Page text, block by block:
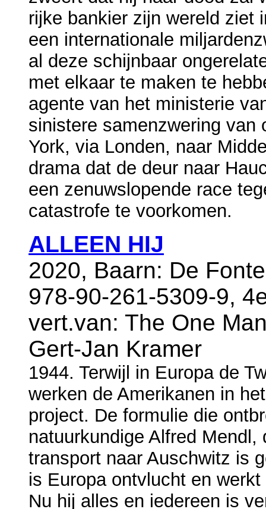
rijke bankier zijn wereld ziet
een internationale
al deze schijnbaar
met elkaar te maken te
agente van het ministerie
sinistere samenzwering van
York, via Londen, naar
drama dat de deur naar
een zenuwslopende race
catastrofe te voorkomen.
ALLEEN HIJ
2020, Baarn: De
978-90-261-5309-9,
vert.van: The One
Gert-Jan Kramer
1944. Terwijl in Europa de
werken de Amerikanen in
project. De formulie die
natuurkundige Alfred
transport naar Auschwitz is
is Europa ontvlucht en
Nu hij alles en iedereen is